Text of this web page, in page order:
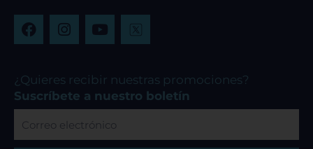
F
a
b
o
o
k
I
n
a
g
r
a
m
Y
o
u
b
e
¿Quieres recibir nuestras promociones?
Suscríbete a nuestro boletín
electrónico